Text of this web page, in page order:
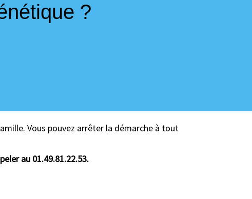
?
Vous pouvez arrêter la démarche à tout
au 01.49.81.22.53.